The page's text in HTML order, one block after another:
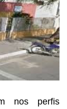
nos perfis